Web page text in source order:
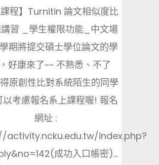
課程】Turnitin 論文相似度比
習 _學生權限功能_中文場
期將提交碩士學位論文的學
好康來了~~ 不熟悉、不了
原創性比對系統陌生的同學
以考慮報名系上課程喔! 報名
網址 :
activity.ncku.edu.tw/index.php?
成功入口帳密)...